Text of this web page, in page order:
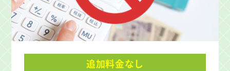
追加料金なし